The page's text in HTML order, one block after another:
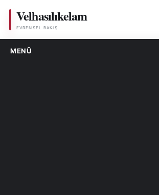
Velhasılıkelam
EVRENSEL BAKIŞ
MENÜ